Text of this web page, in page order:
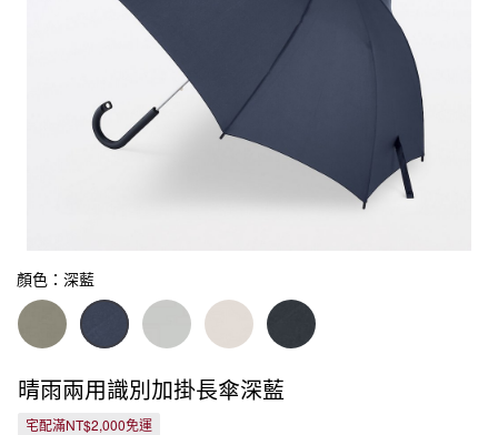
顏色：深藍
晴雨兩用識別加掛長傘深藍
宅配滿NT$2,000免運